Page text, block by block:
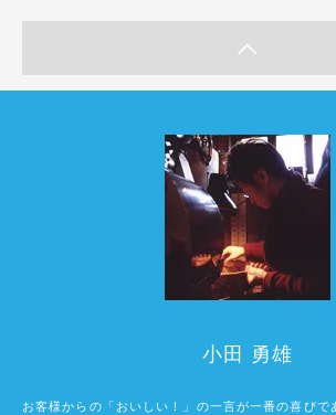
小田 勇雄
お客様からの「おいしい！」の一言が一番の喜びで